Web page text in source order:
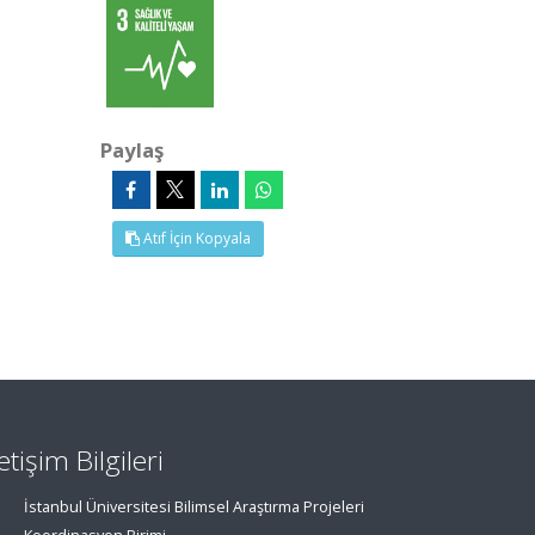
Paylaş
Atıf İçin Kopyala
Bilgileri
İstanbul Üniversitesi Bilimsel Araştırma Projeleri